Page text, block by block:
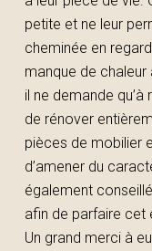
petite et ne leur
cheminée en
manque de
il ne demande
de rénover
pièces de mobilier
d’amener du
également
afin de parfaire cet
Un grand merci à